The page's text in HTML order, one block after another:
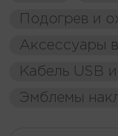
Подогрев и
Аксессуары
Кабель USB
Эмблемы